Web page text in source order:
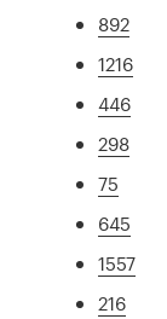
892
1216
446
298
75
645
1557
216